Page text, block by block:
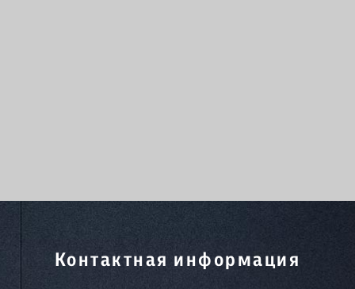
Контактная информация